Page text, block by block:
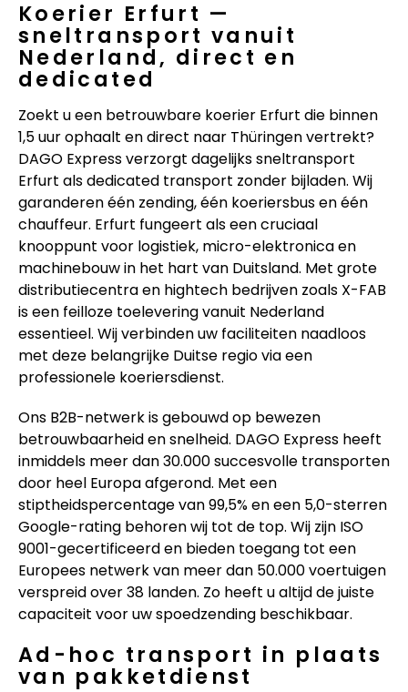
Koerier Erfurt —
sneltransport vanuit
Nederland, direct en
dedicated
Zoekt u een betrouwbare koerier Erfurt die binnen
1,5 uur ophaalt en direct naar Thüringen vertrekt?
DAGO Express verzorgt dagelijks sneltransport
Erfurt als dedicated transport zonder bijladen. Wij
garanderen één zending, één koeriersbus en één
chauffeur. Erfurt fungeert als een cruciaal
knooppunt voor logistiek, micro-elektronica en
machinebouw in het hart van Duitsland. Met grote
distributiecentra en hightech bedrijven zoals X-FAB
is een feilloze toelevering vanuit Nederland
essentieel. Wij verbinden uw faciliteiten naadloos
met deze belangrijke Duitse regio via een
professionele koeriersdienst.
Ons B2B-netwerk is gebouwd op bewezen
betrouwbaarheid en snelheid. DAGO Express heeft
inmiddels meer dan 30.000 succesvolle transporten
door heel Europa afgerond. Met een
stiptheidspercentage van 99,5% en een 5,0-sterren
Google-rating behoren wij tot de top. Wij zijn ISO
9001-gecertificeerd en bieden toegang tot een
Europees netwerk van meer dan 50.000 voertuigen
verspreid over 38 landen. Zo heeft u altijd de juiste
capaciteit voor uw spoedzending beschikbaar.
Ad-hoc transport in plaats
van pakketdienst